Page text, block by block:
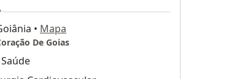
• Mapa
De Goias